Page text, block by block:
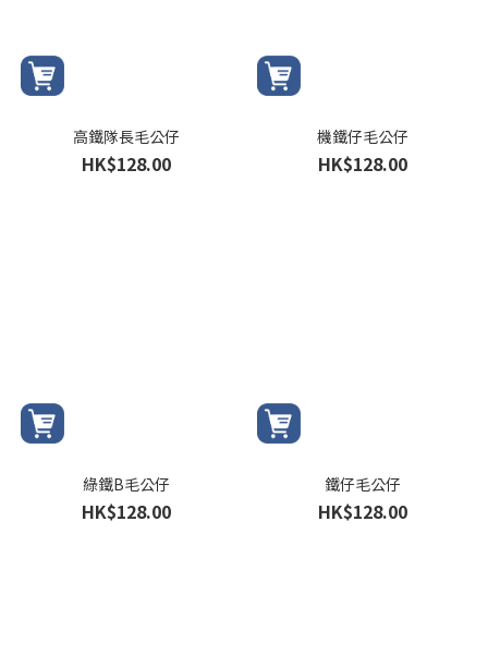
高鐵隊長毛公仔
HK$128.00
機鐵仔毛公仔
HK$128.00
綠鐵B毛公仔
HK$128.00
鐵仔毛公仔
HK$128.00